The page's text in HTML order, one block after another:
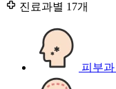
진료과별 17개
피부과